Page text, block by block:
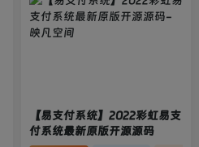
【易支付系统】2022彩虹易支
付系统最新原版开源源码